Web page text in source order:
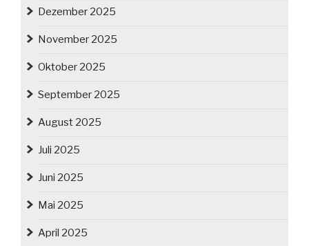
Dezember 2025
November 2025
Oktober 2025
September 2025
August 2025
Juli 2025
Juni 2025
Mai 2025
April 2025